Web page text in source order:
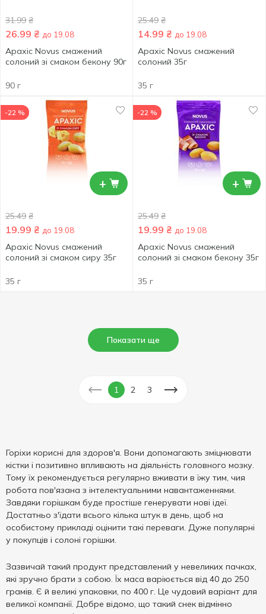
31.99 ₴
26.99 ₴ до 19.08
Арахіс Novus смажений
солоний зі смаком бекону 90г
90 г
25.49 ₴
14.99 ₴ до 19.08
Арахіс Novus смажений
солоний 35г
35 г
+
-22 %
25.49 ₴
19.99 ₴ до 19.08
Арахіс Novus смажений
солоний зі смаком сиру 35г
35 г
+
-22 %
25.49 ₴
19.99 ₴ до 19.08
Арахіс Novus смажений
солоний зі смаком бекону 35г
35 г
Показати ще
1 2 3
Горіхи корисні для здоров'я. Вони допомагають зміцнювати
кістки і позитивно впливають на діяльність головного мозку.
Тому їх рекомендується регулярно вживати в їжу тим, чия
робота пов'язана з інтелектуальними навантаженнями.
Завдяки горішкам буде простіше генерувати нові ідеї.
Достатньо з'їдати всього кілька штук в день, щоб на
особистому прикладі оцінити такі переваги. Дуже популярні
у покупців і солоні горішки.
Зазвичай такий продукт представлений у невеликих пачках,
які зручно брати з собою. Їх маса варіюється від 40 до 250
грамів. Є й великі упаковки, по 400 г. Це чудовий варіант для
великої компанії. Добре відомо, що такий снек відмінно